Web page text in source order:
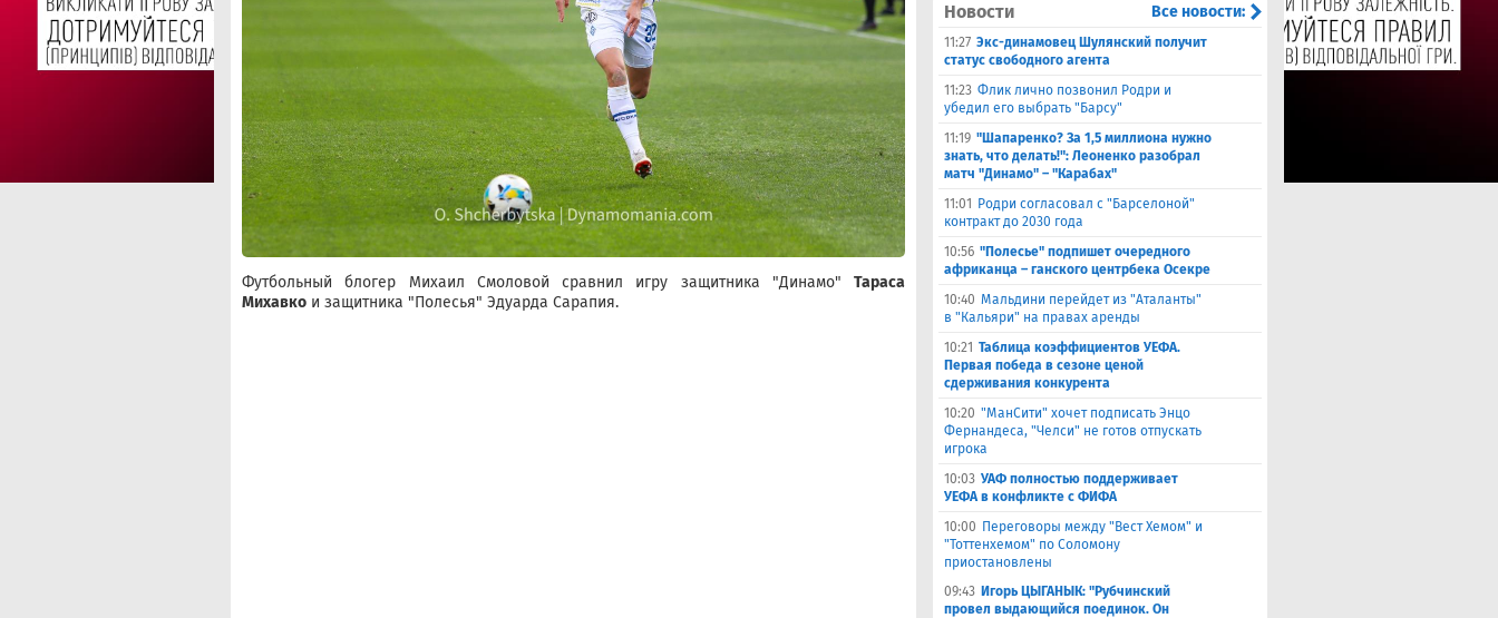
Футбольный блогер Михаил Смоловой сравнил игру защитника "Динамо" Тараса
Михавко и защитника "Полесья" Эдуарда Сарапия.
Новости Все новости:
11:27 Экс-динамовец Шулянский получит
статус свободного агента
11:23 Флик лично позвонил Родри и
убедил его выбрать "Барсу"
11:19 "Шапаренко? За 1,5 миллиона нужно
знать, что делать!": Леоненко разобрал
матч "Динамо" – "Карабах"
11:01
Родри согласовал с "Барселоной"
контракт до 2030 года
10:56 "Полесье" подпишет очередного
африканца – ганского центрбека Осекре
10:40 Мальдини перейдет из "Аталанты"
в "Кальяри" на правах аренды
10:21 Таблица коэффициентов УЕФА.
Первая победа в сезоне ценой
сдерживания конкурента
10:20 "МанСити" хочет подписать Энцо
Фернандеса, "Челси" не готов отпускать
игрока
10:03 УАФ полностью поддерживает
УЕФА в конфликте с ФИФА
10:00 Переговоры между "Вест Хемом" и
"Тоттенхемом" по Соломону
приостановлены
09:43 Игорь ЦЫГАНЫК: "Рубчинский
провел выдающийся поединок. Он